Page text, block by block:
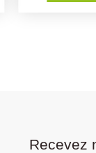
Recevez